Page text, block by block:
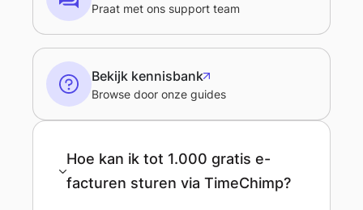
Praat met ons support team
Bekijk kennisbank
Browse door onze guides
Hoe kan ik tot 1.000 gratis e-
facturen sturen via TimeChimp?